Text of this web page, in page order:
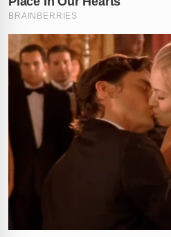
principais, que não
com o comportamento do
era retirado do palco, Wesley
e caíram na gargalhada.
Repercussão nas
Nas redes sociais, os vídeos
poucas horas e geraram todo
internautas se dividiram entre
situação e os que criticaram a